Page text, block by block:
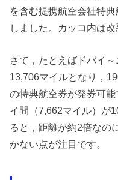
を含む提携航空会社特
しました。カッコ内は
さて，たとえばドバイ
13,706マイルとなり，
の特典航空券が発券可
イ間（7,662マイル）が
ると，距離が約2倍なの
かない点が注目です。